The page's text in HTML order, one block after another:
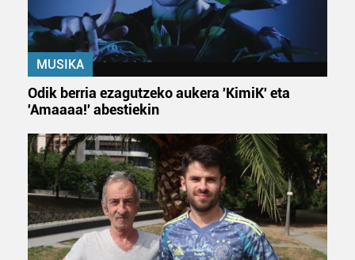
MUSIKA
Odik berria ezagutzeko aukera 'KimiK' eta
'Amaaaa!' abestiekin